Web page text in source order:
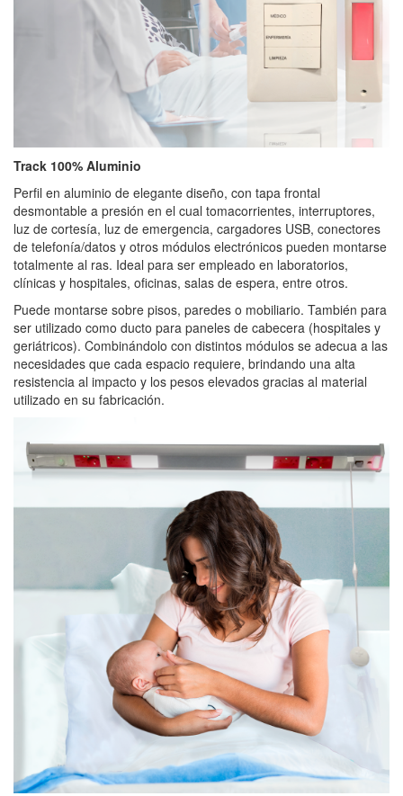
Track 100% Aluminio
Perfil en aluminio de elegante diseño, con tapa frontal
desmontable a presión en el cual tomacorrientes, interruptores,
luz de cortesía, luz de emergencia, cargadores USB, conectores
de telefonía/datos y otros módulos electrónicos pueden montarse
totalmente al ras. Ideal para ser empleado en laboratorios,
clínicas y hospitales, oficinas, salas de espera, entre otros.
Puede montarse sobre pisos, paredes o mobiliario. También para
ser utilizado como ducto para paneles de cabecera (hospitales y
geriátricos). Combinándolo con distintos módulos se adecua a las
necesidades que cada espacio requiere, brindando una alta
resistencia al impacto y los pesos elevados gracias al material
utilizado en su fabricación.